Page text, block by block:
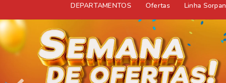
DEPARTAMENTOS Ofertas Linha Sorpan